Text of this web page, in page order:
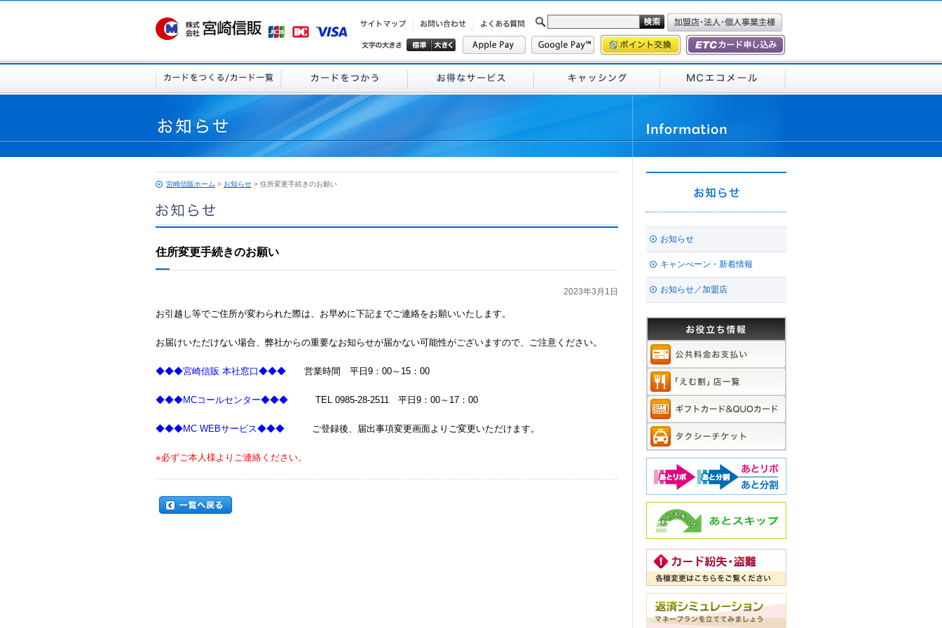
宮崎信販ホーム > お知らせ > 住所変更手続きのお願い
住所変更手続きのお願い
2023年3月1日
お引越し等でご住所が変わられた際は、お早めに下記までご連絡をお願いいたします。
お届けいただけない場合、弊社からの重要なお知らせが届かない可能性がございますので、ご注意ください。
◆◆◆宮崎信販 本社窓口◆◆◆ 営業時間 平日9：00～15：00
◆◆◆MCコールセンター◆◆◆ TEL 0985-28-2511 平日9：00～17：00
◆◆◆MC WEBサービス◆◆◆ ご登録後、届出事項変更画面よりご変更いただけます。
※必ずご本人様よりご連絡ください。
お知らせ
キャンぺーン・新着情報
お知らせ／加盟店